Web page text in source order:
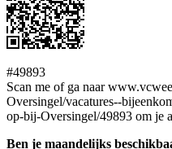
#49893
Scan me of ga naar
Oversingel/vacatures--
op-bij-Oversingel/49893 om je
Ben je maandelijks